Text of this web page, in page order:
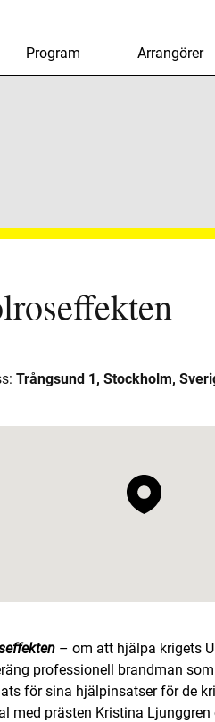
Program Arrangörer
Trångsund 1, Stockholm,
– om att hjälpa krigets
professionell brandman
för sina hjälpinsatser för de
med prästen Kristina Ljunggren